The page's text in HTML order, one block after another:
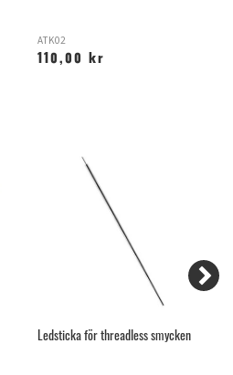
ATK02
110,00 kr
Ledsticka för threadless smycken